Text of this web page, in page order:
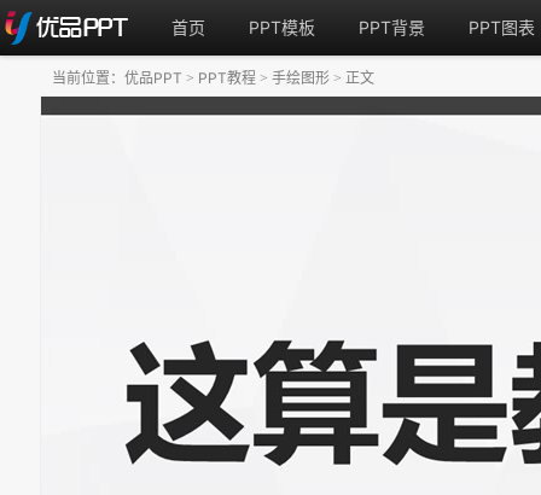
首页 PPT模板 PPT背景 PPT图表
当前位置： 优品PPT > PPT教程 > 手绘图形 > 正文